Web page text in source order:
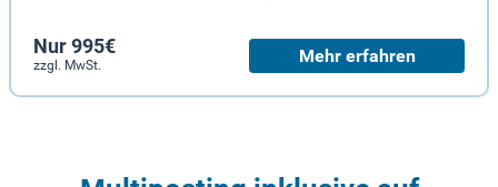
Nur 995€
zzgl. MwSt. Mehr erfahren